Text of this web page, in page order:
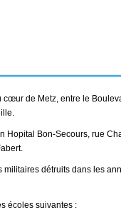
de Metz, entre le
Hopital Bon-Secours, rue
détruits dans les
écoles suivantes :